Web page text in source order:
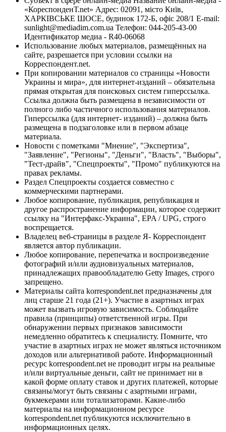
«КореспонденТ.net» Адрес: 02091, місто Київ,
ХАРКІВСЬКЕ ШОСЕ, будинок 172-Б, офіс 208/1 E-mail:
sunlight@mediadim.com.ua Телефон: 044-205-43-00
Идентификатор медиа - R40-06068
Использование любых материалов, размещённых на
сайте, разрешается при условии ссылки на
Корреспондент.net.
При копировании материалов со страницы «Новости
Украины и мира», для интернет-изданий – обязательна
прямая открытая для поисковых систем гиперссылка.
Ссылка должна быть размещена в независимости от
полного либо частичного использования материалов.
Гиперссылка (для интернет- изданий) – должна быть
размещена в подзаголовке или в первом абзаце
материала.
Новости с пометками "Мнение", "Экспертиза",
"Заявление", "Регионы", "Деньги", "Власть", "Выборы",
"Тест-драйв", "Спецпроекты", "Промо" публикуются на
правах рекламы.
Раздел Спецпроекты создается совместно с
коммерческими партнерами.
Любое копирование, публикация, републикация и
другое распространение информации, которое содержит
ссылку на "Интерфакс-Украина", EPA / UPG, строго
воспрещается.
Владелец веб-страницы в разделе Я- Корреспондент
является автор публикации.
Любое копирование, перепечатка и воспроизведение
фотографий и/или аудиовизуальных материалов,
принадлежащих правообладателю Getty Images, строго
запрещено.
Материалы сайта korrespondent.net предназначены для
лиц старше 21 года (21+). Участие в азартных играх
может вызвать игровую зависимость. Соблюдайте
правила (принципы) ответственной игры. При
обнаружении первых признаков зависимости
немедленно обратитесь к специалисту. Помните, что
участие в азартных играх не может являться источником
доходов или альтернативой работе. Информационный
ресурс korrespondent.net не проводит игры на реальные
и/или виртуальные деньги, сайт не принимает ни в
какой форме оплату ставок и других платежей, которые
связаны/могут быть связаны с азартными играми,
букмекерами или тотализаторами. Какие-либо
материалы на информационном ресурсе
korrespondent.net публикуются исключительно в
информационных целях.